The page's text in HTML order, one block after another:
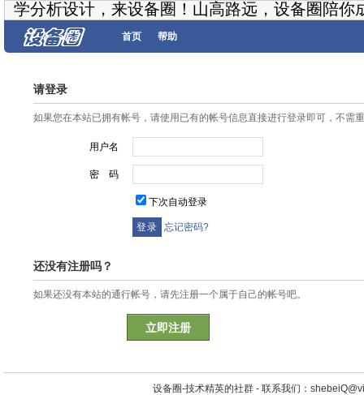
学分析设计，来设备圈！山高路远，设备圈陪你
首页 帮助
请登录
如果您在本站已拥有帐号，请使用已有的帐号信息直接进行登录即可，不需
用户名
密 码
下次自动登录
忘记密码?
还没有注册吗？
如果还没有本站的通行帐号，请先注册一个属于自己的帐号吧。
立即注册
设备圈-技术精英的社群 - 联系我们：